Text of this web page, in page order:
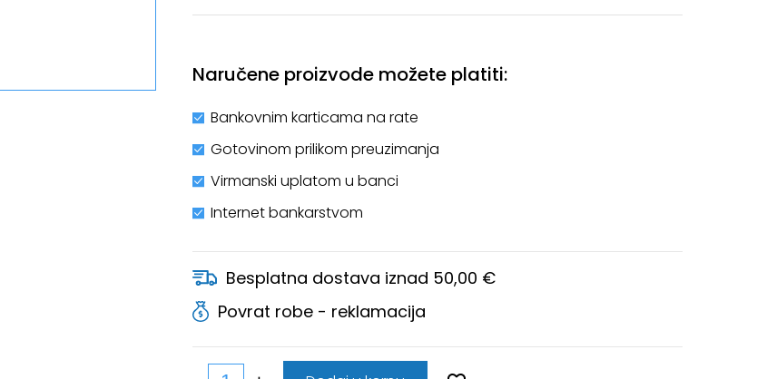
Naručene proizvode možete platiti:
Bankovnim karticama na rate
Gotovinom prilikom preuzimanja
Virmanski uplatom u banci
Internet bankarstvom
Besplatna dostava iznad 50,00 €
Povrat robe - reklamacija